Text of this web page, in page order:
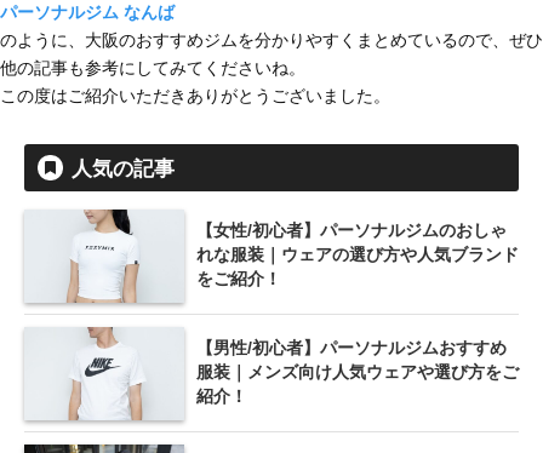
パーソナルジム なんば
のように、大阪のおすすめジムを分かりやすくまとめているので、ぜひ
他の記事も参考にしてみてくださいね。
この度はご紹介いただきありがとうございました。
人気の記事
【女性/初心者】パーソナルジムのおしゃ
れな服装｜ウェアの選び方や人気ブランド
をご紹介！
【男性/初心者】パーソナルジムおすすめ
服装｜メンズ向け人気ウェアや選び方をご
紹介！